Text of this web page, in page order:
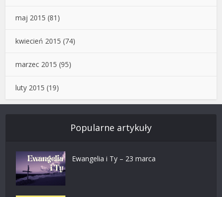
maj 2015 (81)
kwiecień 2015 (74)
marzec 2015 (95)
luty 2015 (19)
Popularne artykuły
Ewangelia i Ty – 23 marca